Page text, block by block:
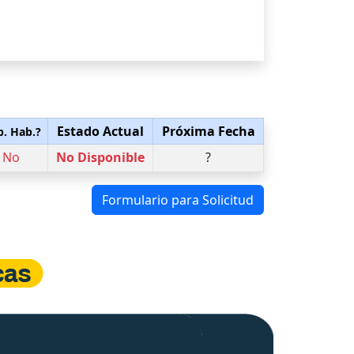
Hab.? Estado Actual
Próxima Fecha
No
No Disponible ?
Formulario para Solicitud